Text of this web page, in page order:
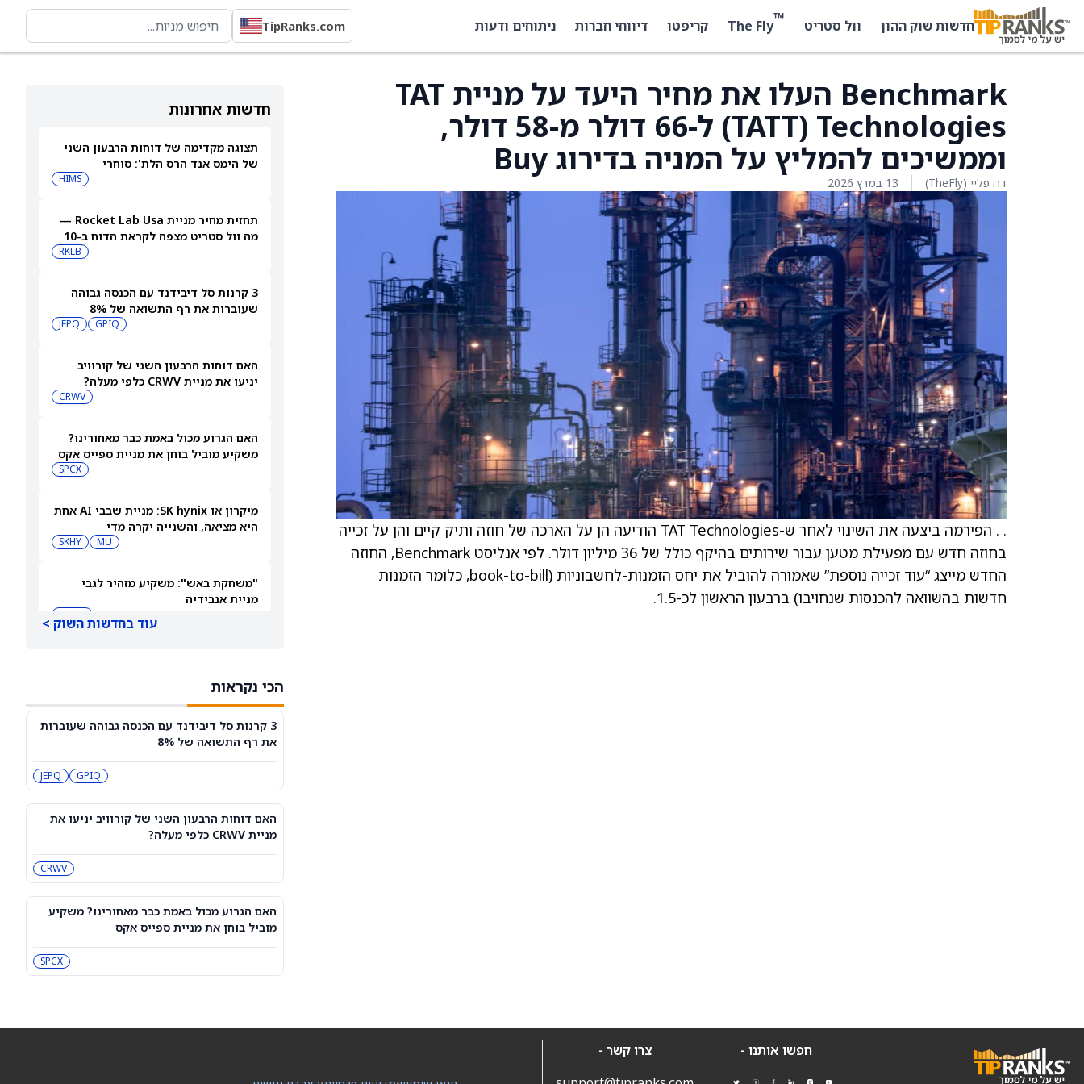
חדשות שוק ההון וול סטריט ™
The Fly קריפטו דיווחי חברות ניתוחים ודעות TipRanks.com
חדשות אחרונות
תצוגה מקדימה של דוחות הרבעון השני
של הימס אנד הרס הלת': סוחרי
האופציות נערכים לתנועה של 14.5%HIMS
תחזית מחיר מניית Rocket Lab Usa —
מה וול סטריט מצפה לקראת הדוח ב-10
RKLB
3 קרנות סל דיבידנד עם הכנסה גבוהה
שעוברות את רף התשואה של 8%
GPIQ
JEPQ
האם דוחות הרבעון השני של קורוויב
יניעו את מניית CRWV כלפי מעלה?
CRWV
האם הגרוע מכול באמת כבר מאחורינו?
משקיע מוביל בוחן את מניית ספייס אקס
SPCX
מיקרון או SK hynix: מניית שבבי AI אחת
היא מציאה, והשנייה יקרה מדי
MU
SKHY
"משחקת באש": משקיע מזהיר לגבי
מניית אנבידיה
עסקת קורסור של ספייס אקס בשווי 60
מיליארד דולר עשויה להיסגר כבר בשבוע
הבא… אבל המותג Cursor עלול להיעלם
SPCX
PC:CURSO
מניית מעקב? ג'פריס גרופ שוקלת את
הספקולציות על מיזוג בין SpaceX
לטסלה
3 תעודות הסל הטובות ביותר להשקעה,
VV
שוק המניות היום: SPY ו-QQQ עלו לאחר
שדוח תעסוקה מאכזב שינה את ציפיות
הריבית
DIA
QQQ
עוד בחדשות השוק >
הכי נקראות
3 קרנות סל דיבידנד עם הכנסה גבוהה שעוברות
את רף התשואה של 8%
GPIQ
JEPQ
האם דוחות הרבעון השני של קורוויב יניעו את
מניית CRWV כלפי מעלה?
CRWV
האם הגרוע מכול באמת כבר מאחורינו? משקיע
מוביל בוחן את מניית ספייס אקס
SPCX
Benchmark העלו את מחיר היעד על מניית TAT
Technologies ‏(TATT) ל-66 דולר מ-58 דולר,
וממשיכים להמליץ על המניה בדירוג Buy
דה פליי (TheFly) 13 במרץ 2026
. . הפירמה ביצעה את השינוי לאחר ש-TAT Technologies הודיעה הן על הארכה של חוזה ותיק קיים והן על זכייה
בחוזה חדש עם מפעילת מטען עבור שירותים בהיקף כולל של 36 מיליון דולר. לפי אנליסט Benchmark, החוזה
החדש מייצג “עוד זכייה נוספת” שאמורה להוביל את יחס הזמנות-לחשבוניות (book-to-bill, כלומר הזמנות
חדשות בהשוואה להכנסות שנחויבו) ברבעון הראשון לכ-1.5.
חפשו אותנו -
צרו קשר -